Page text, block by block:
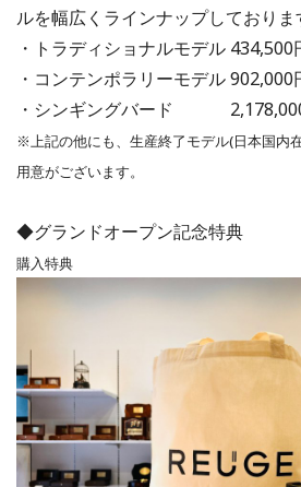
ルを幅広くラインナップしておりま
・トラディショナルモデル 434,500
・コンテンポラリーモデル 902,000
・シンギングバード 2,178,000
※上記の他にも、生産終了モデル(日本国内
用意がございます。
◆グランドオープン記念特典
購入特典